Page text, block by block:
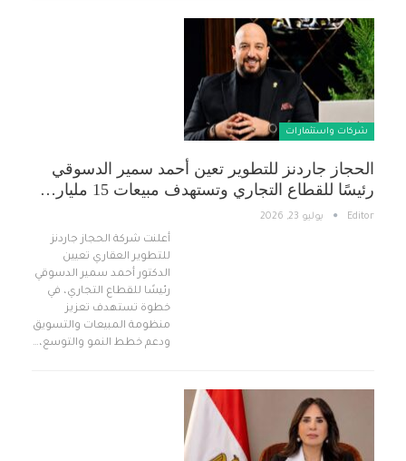
شركات واستثمارات
الحجاز جاردنز للتطوير تعين أحمد سمير الدسوقي
رئيسًا للقطاع التجاري وتستهدف مبيعات 15 مليار…
Editor يوليو 23, 2026
أعلنت شركة الحجاز جاردنز
للتطوير العقاري تعيين
الدكتور أحمد سمير الدسوقي
رئيسًا للقطاع التجاري، في
خطوة تستهدف تعزيز
منظومة المبيعات والتسويق
ودعم خطط النمو والتوسع،…